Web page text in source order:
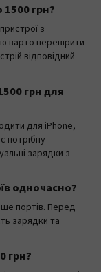
грн?
з
варто перевірити
відповідний
грн для
для iPhone,
потрібну
зарядки з
одночасно?
портів. Перед
зарядки та
грн?